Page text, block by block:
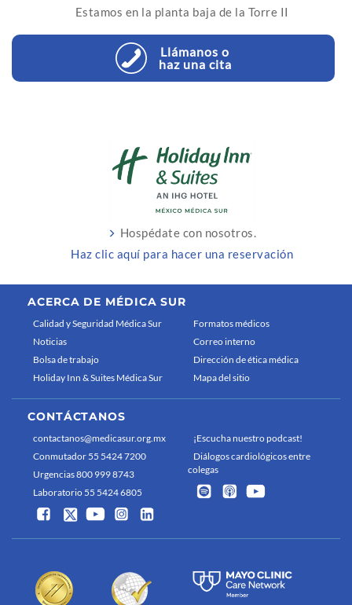
Estamos en la planta baja de la Torre II
Llámanos o
haz una cita
Hospédate con nosotros.
Haz clic aquí para hacer una reservación
ACERCA DE MÉDICA SUR
Calidad y Seguridad Médica Sur
Noticias
Bolsa de trabajo
Holiday Inn & Suites Médica Sur
Formatos médicos
Correo interno
Dirección de ética médica
Mapa del sitio
CONTÁCTANOS
contactanos@medicasur.org.mx
Conmutador 55 5424 7200
Urgencias 800 999 8743
Laboratorio 55 5424 6805
¡Escucha nuestro podcast!
Diálogos cardiológicos entre
colegas